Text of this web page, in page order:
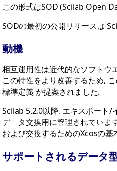
この形式はSOD (Scilab Open
SODの最初の公開リリースは
動機
相互運用性は近代的なソフトウ
この特性をより改善するため,
標準定義 が提案されました.
Scilab 5.2.0以降, エキスポート/
データ交換用に管理されていま
および交換するためのXcosの基
サポートされるデータ